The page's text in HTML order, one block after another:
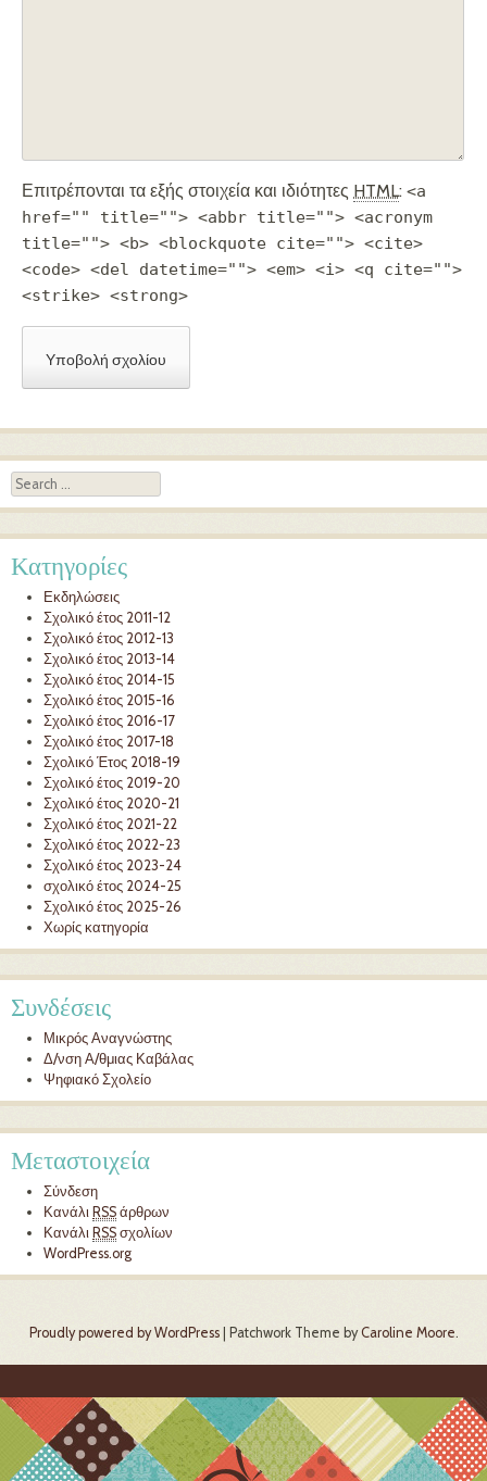
Επιτρέπονται τα εξής στοιχεία και ιδιότητες HTML: <a
href="" title=""> <abbr title=""> <acronym
title=""> <b> <blockquote cite=""> <cite>
<code> <del datetime=""> <em> <i> <q cite="">
<strike> <strong>
Search
Κατηγορίες
Εκδηλώσεις
Σχολικό έτος 2011-12
Σχολικό έτος 2012-13
Σχολικό έτος 2013-14
Σχολικό έτος 2014-15
Σχολικό έτος 2015-16
Σχολικό έτος 2016-17
Σχολικό έτος 2017-18
Σχολικό Έτος 2018-19
Σχολικό έτος 2019-20
Σχολικό έτος 2020-21
Σχολικό έτος 2021-22
Σχολικό έτος 2022-23
Σχολικό έτος 2023-24
σχολικό έτος 2024-25
Σχολικό έτος 2025-26
Χωρίς κατηγορία
Συνδέσεις
Μικρός Αναγνώστης
Δ/νση Α/θμιας Καβάλας
Ψηφιακό Σχολείο
Μεταστοιχεία
Σύνδεση
Κανάλι RSS άρθρων
Κανάλι RSS σχολίων
WordPress.org
Proudly powered by WordPress | Patchwork Theme byCaroline Moore.